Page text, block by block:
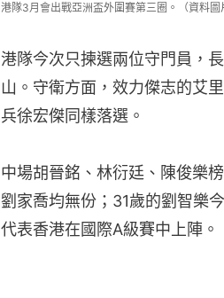
港隊3月會出戰亞洲盃外圍賽第三圈。（資料圖
港隊今次只揀選兩位守門員，
山。守衛方面，效力傑志的艾
兵徐宏傑同樣落選。
中場胡晉銘、林衍廷、陳俊樂
劉家喬均無份；31歲的劉智樂
代表香港在國際A級賽中上陣。